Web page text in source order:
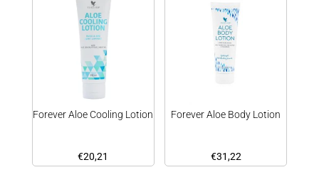
Forever Aloe Cooling Lotion
€20,21
Forever Aloe Body Lotion
€31,22